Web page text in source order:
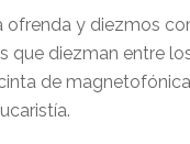
ofrenda y diezmos
que diezman entre
de